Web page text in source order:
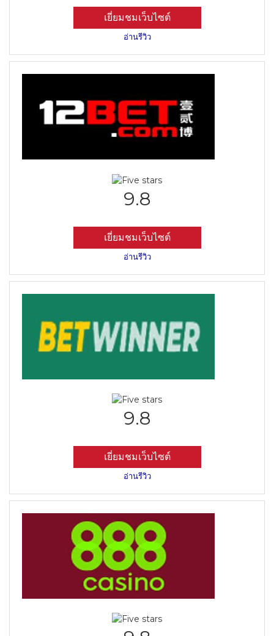
เยี่ยมชมเว็บไซต์
อ่านรีวิว
9.8
เยี่ยมชมเว็บไซต์
อ่านรีวิว
9.8
เยี่ยมชมเว็บไซต์
อ่านรีวิว